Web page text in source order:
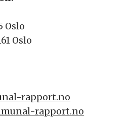
Oslo
Oslo
rapport.no
rapport.no